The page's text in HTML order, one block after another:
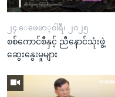
၂၄ ေဖေဖာ္၀ါရီ၊ ၂၀၂၅
စစ်ကောင်စီနှင့် ညီနောင်သုံးဖွဲ့
ဆွေးနွေးမှုများ